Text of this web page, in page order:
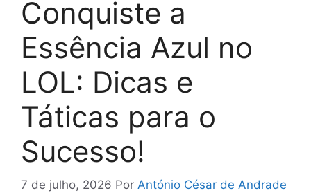
Conquiste a
Essência Azul no
LOL: Dicas e
Táticas para o
Sucesso!
7 de julho, 2026 Por António César de Andrade